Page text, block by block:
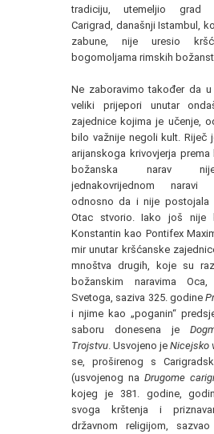
tradiciju, utemeljio grad
Carigrad, današnji Istambul,
zabune, nije uresio
bogomoljama rimskih
Ne zaboravimo također da
veliki prijepori unutar
zajednice kojima je učenje,
bilo važnije negoli kult. Riječ
arijanskoga krivovjerja prema
božanska narav
jednakovrijednom naravi
odnosno da i nije postojala
Otac stvorio. Iako još nije
Konstantin kao Pontifex
mir unutar kršćanske
mnoštva drugih, koje su
božanskim naravima
Svetoga, saziva 325. godine
i njime kao „poganin“
saboru donesena je
Trojstvu . Usvojeno je Nicejsko
se, proširenog s
(usvojenog na Drugome
kojeg je 381. godine,
svoga krštenja i
državnom religijom,